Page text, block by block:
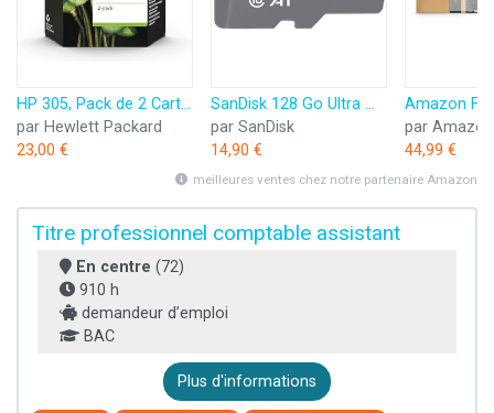
HP 305, Pack de 2 Cartouches d’Encre Originales, 6ZD17AE, Noir, Cyan, Jaune, Magenta
par Hewlett Packard
23,00 €
SanDisk 128 Go Ultra microSDXC, Carte micro sd + adaptateur SD (Pour Smartphone et Tablette, Video Full HDD, jusqu'à 140 Mo/s, UHS-I, La performance A1, Class 10, U1)
par SanDisk
14,90 €
par Amazon
44,99 €
meilleures ventes chez notre partenaire Amazon
Titre professionnel comptable assistant
En centre (72)
910 h
demandeur d’emploi
BAC
Plus d'informations